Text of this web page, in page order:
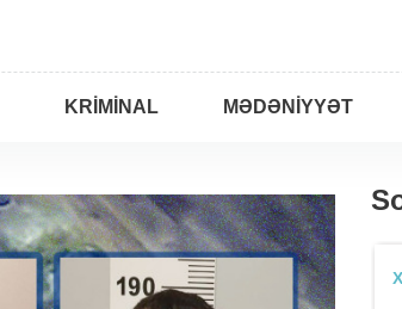
KRIMINAL MƏDƏNIYYƏT